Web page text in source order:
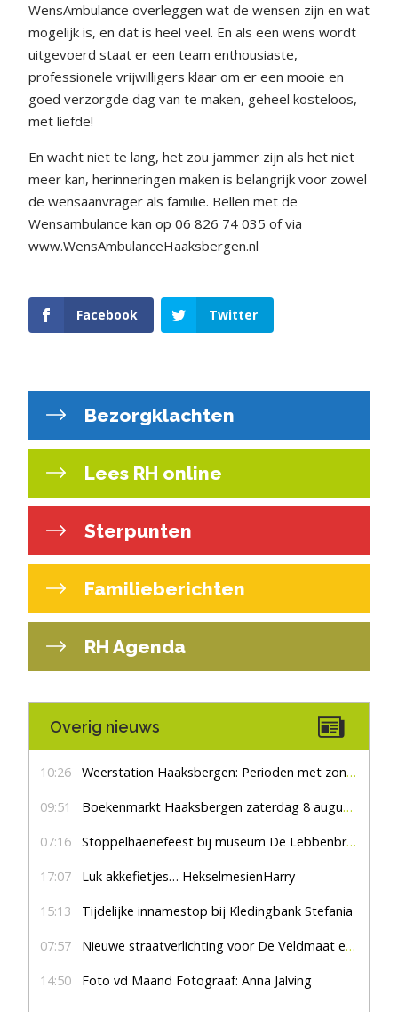
WensAmbulance overleggen wat de wensen zijn en wat
mogelijk is, en dat is heel veel. En als een wens wordt
uitgevoerd staat er een team enthousiaste,
professionele vrijwilligers klaar om er een mooie en
goed verzorgde dag van te maken, geheel kosteloos,
met liefde!
En wacht niet te lang, het zou jammer zijn als het niet
meer kan, herinneringen maken is belangrijk voor zowel
de wensaanvrager als familie. Bellen met de
Wensambulance kan op 06 826 74 035 of via
www.WensAmbulanceHaaksbergen.nl
Facebook Twitter
Bezorgklachten
Lees RH online
Sterpunten
Familieberichten
RH Agenda
Overig nieuws
10:26 Weerstation Haaksbergen: Perioden met zon en droog
09:51 Boekenmarkt Haaksbergen zaterdag 8 augustus, marktplein Haaksbergen
07:16 Stoppelhaenefeest bij museum De Lebbenbrugge
17:07 Luk akkefietjes… HekselmesienHarry
15:13 Tijdelijke innamestop bij Kledingbank Stefania
07:57 Nieuwe straatverlichting voor De Veldmaat en De Pas
14:50 Foto vd Maand Fotograaf: Anna Jalving